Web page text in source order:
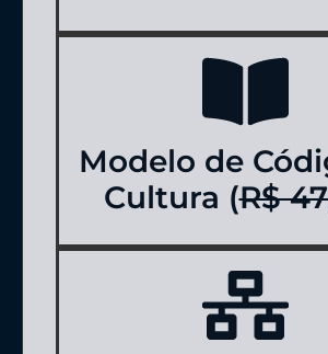
Modelo de
Cultura (R$